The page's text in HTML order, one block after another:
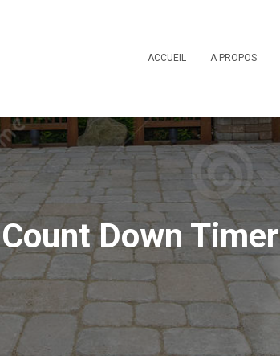
ACCUEIL A PROPOS
Count Down Timer